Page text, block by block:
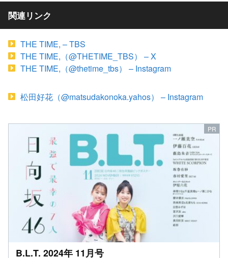
関連リンク
THE TIME, – TBS
THE TIME,（@THETIME_TBS） – X
THE TIME,（@thetime_tbs） – Instagram
松田好花（@matsudakonoka.yahos） – Instagram
B.L.T. 2024年 11月号